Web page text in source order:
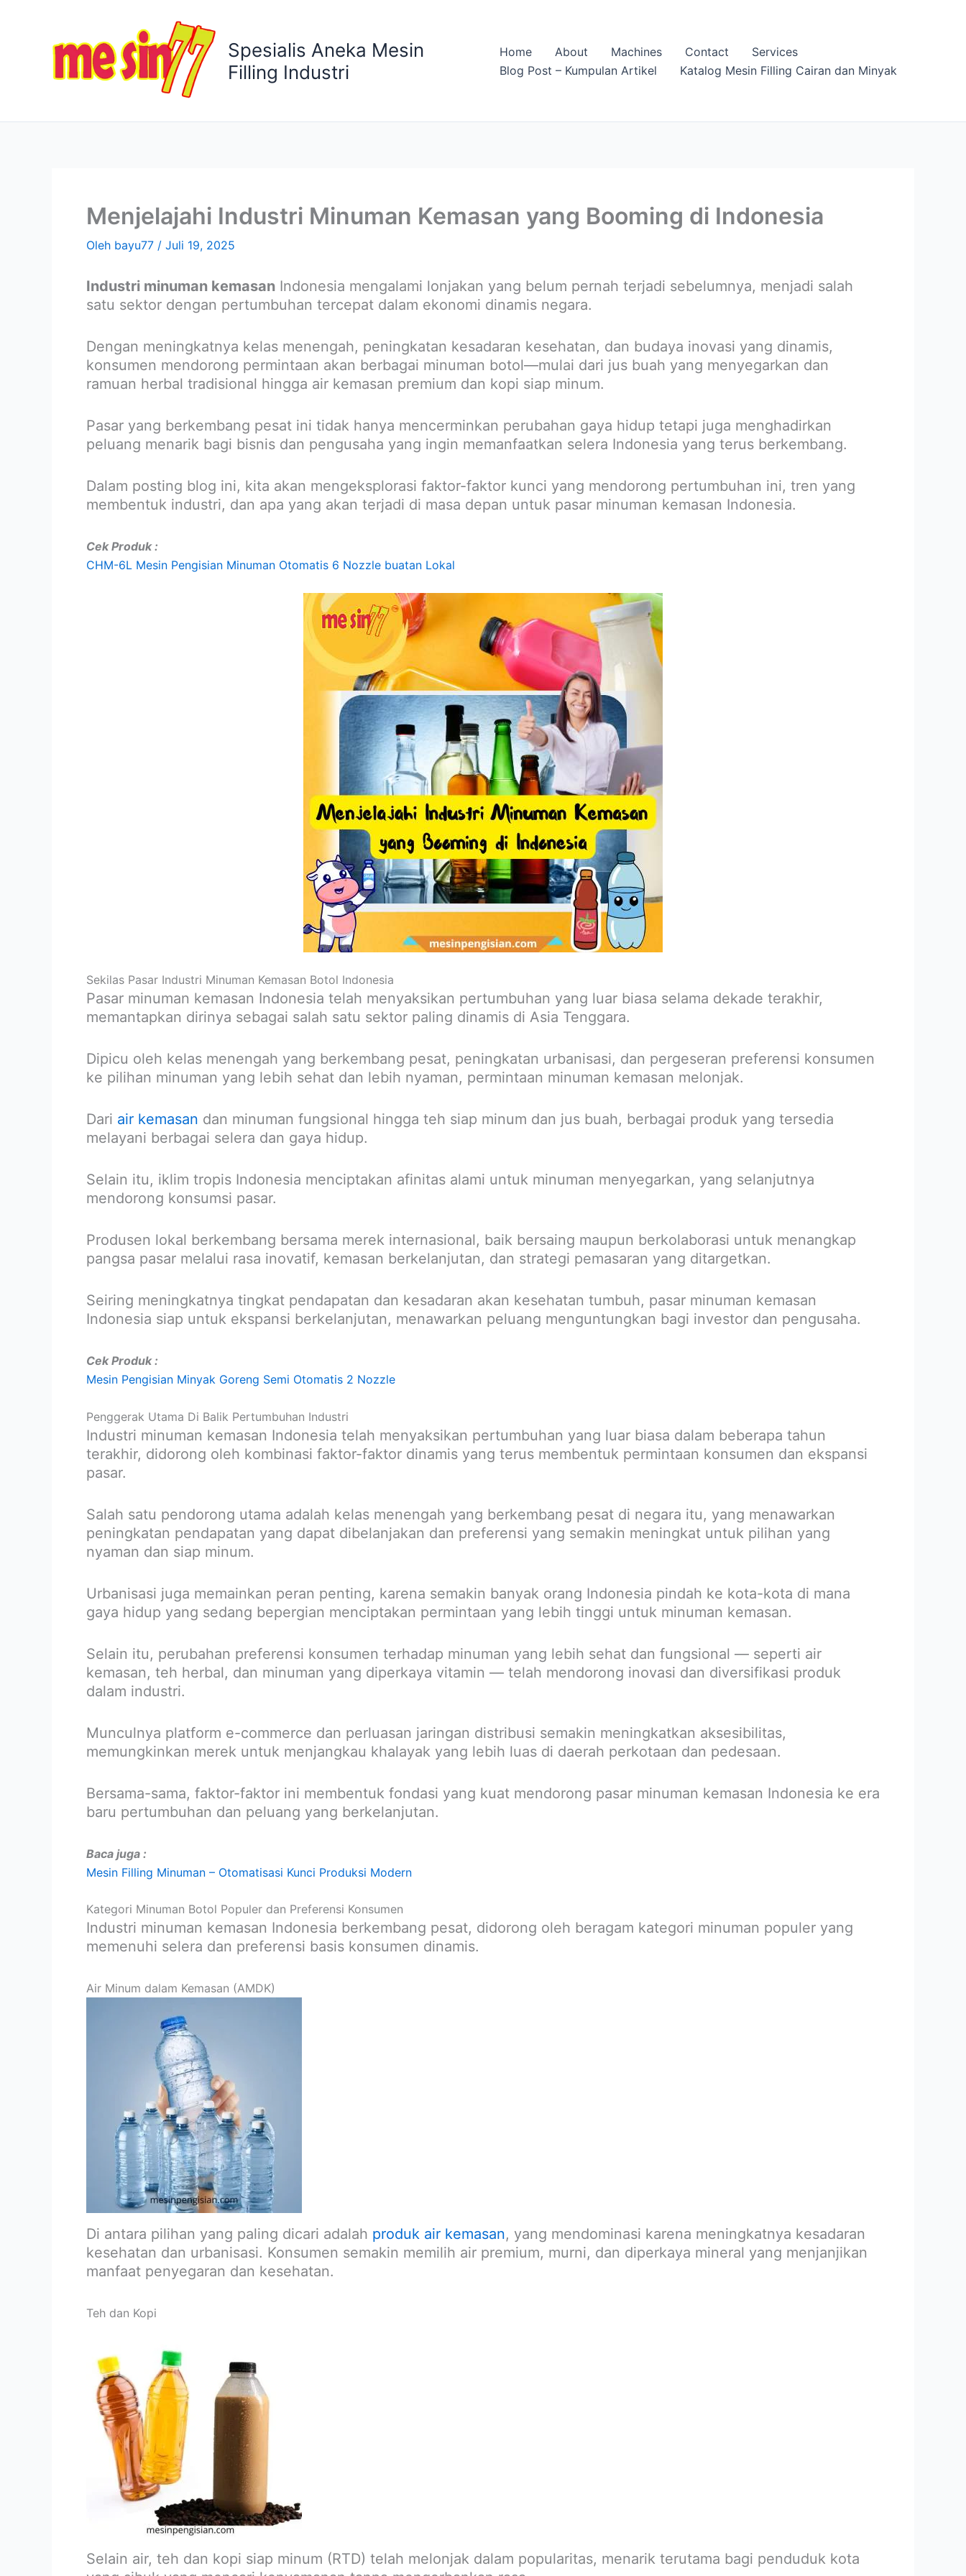
Spesialis Aneka Mesin
Filling Industri
Home About Machines Contact
Services
Blog Post – Kumpulan Artikel
Katalog Mesin Filling Cairan dan Minyak
Menjelajahi Industri Minuman Kemasan yang Booming di Indonesia
Oleh bayu77 / Juli 19, 2025
Industri minuman kemasan Indonesia mengalami lonjakan yang belum pernah terjadi sebelumnya, menjadi salah
satu sektor dengan pertumbuhan tercepat dalam ekonomi dinamis negara.
Dengan meningkatnya kelas menengah, peningkatan kesadaran kesehatan, dan budaya inovasi yang dinamis,
konsumen mendorong permintaan akan berbagai minuman botol—mulai dari jus buah yang menyegarkan dan
ramuan herbal tradisional hingga air kemasan premium dan kopi siap minum.
Pasar yang berkembang pesat ini tidak hanya mencerminkan perubahan gaya hidup tetapi juga menghadirkan
peluang menarik bagi bisnis dan pengusaha yang ingin memanfaatkan selera Indonesia yang terus berkembang.
Dalam posting blog ini, kita akan mengeksplorasi faktor-faktor kunci yang mendorong pertumbuhan ini, tren yang
membentuk industri, dan apa yang akan terjadi di masa depan untuk pasar minuman kemasan Indonesia.
Cek Produk :
CHM-6L Mesin Pengisian Minuman Otomatis 6 Nozzle buatan Lokal
Sekilas Pasar Industri Minuman Kemasan Botol Indonesia
Pasar minuman kemasan Indonesia telah menyaksikan pertumbuhan yang luar biasa selama dekade terakhir,
memantapkan dirinya sebagai salah satu sektor paling dinamis di Asia Tenggara.
Dipicu oleh kelas menengah yang berkembang pesat, peningkatan urbanisasi, dan pergeseran preferensi konsumen
ke pilihan minuman yang lebih sehat dan lebih nyaman, permintaan minuman kemasan melonjak.
Dari air kemasan dan minuman fungsional hingga teh siap minum dan jus buah, berbagai produk yang tersedia
melayani berbagai selera dan gaya hidup.
Selain itu, iklim tropis Indonesia menciptakan afinitas alami untuk minuman menyegarkan, yang selanjutnya
mendorong konsumsi pasar.
Produsen lokal berkembang bersama merek internasional, baik bersaing maupun berkolaborasi untuk menangkap
pangsa pasar melalui rasa inovatif, kemasan berkelanjutan, dan strategi pemasaran yang ditargetkan.
Seiring meningkatnya tingkat pendapatan dan kesadaran akan kesehatan tumbuh, pasar minuman kemasan
Indonesia siap untuk ekspansi berkelanjutan, menawarkan peluang menguntungkan bagi investor dan pengusaha.
Cek Produk :
Mesin Pengisian Minyak Goreng Semi Otomatis 2 Nozzle
Penggerak Utama Di Balik Pertumbuhan Industri
Industri minuman kemasan Indonesia telah menyaksikan pertumbuhan yang luar biasa dalam beberapa tahun
terakhir, didorong oleh kombinasi faktor-faktor dinamis yang terus membentuk permintaan konsumen dan ekspansi
pasar.
Salah satu pendorong utama adalah kelas menengah yang berkembang pesat di negara itu, yang menawarkan
peningkatan pendapatan yang dapat dibelanjakan dan preferensi yang semakin meningkat untuk pilihan yang
nyaman dan siap minum.
Urbanisasi juga memainkan peran penting, karena semakin banyak orang Indonesia pindah ke kota-kota di mana
gaya hidup yang sedang bepergian menciptakan permintaan yang lebih tinggi untuk minuman kemasan.
Selain itu, perubahan preferensi konsumen terhadap minuman yang lebih sehat dan fungsional — seperti air
kemasan, teh herbal, dan minuman yang diperkaya vitamin — telah mendorong inovasi dan diversifikasi produk
dalam industri.
Munculnya platform e-commerce dan perluasan jaringan distribusi semakin meningkatkan aksesibilitas,
memungkinkan merek untuk menjangkau khalayak yang lebih luas di daerah perkotaan dan pedesaan.
Bersama-sama, faktor-faktor ini membentuk fondasi yang kuat mendorong pasar minuman kemasan Indonesia ke era
baru pertumbuhan dan peluang yang berkelanjutan.
Baca juga :
Mesin Filling Minuman – Otomatisasi Kunci Produksi Modern
Kategori Minuman Botol Populer dan Preferensi Konsumen
Industri minuman kemasan Indonesia berkembang pesat, didorong oleh beragam kategori minuman populer yang
memenuhi selera dan preferensi basis konsumen dinamis.
Air Minum dalam Kemasan (AMDK)
Di antara pilihan yang paling dicari adalah produk air kemasan, yang mendominasi karena meningkatnya kesadaran
kesehatan dan urbanisasi. Konsumen semakin memilih air premium, murni, dan diperkaya mineral yang menjanjikan
manfaat penyegaran dan kesehatan.
Teh dan Kopi
Selain air, teh dan kopi siap minum (RTD) telah melonjak dalam popularitas, menarik terutama bagi penduduk kota